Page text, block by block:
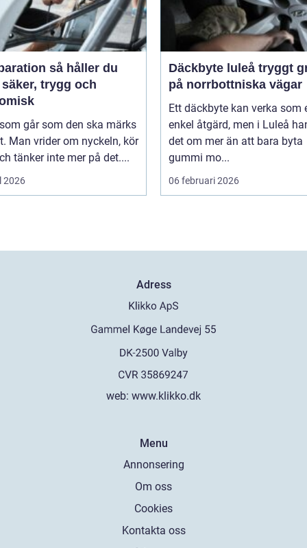
så håller du
trygg och
går som den ska märks
Man vrider om nyckeln, kör
tänker inte mer på det....
2026
Däckbyte luleå tryggt grepp
på norrbottniska vägar
Ett däckbyte kan verka som
enkel åtgärd, men i Luleå
det om mer än att bara byta
gummi mo...
06 februari 2026
Adress
web: www.klikko.dk
Menu
Annonsering
Om oss
Cookies
Kontakta oss